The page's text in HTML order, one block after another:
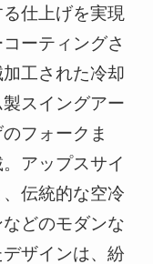
仕上げを実現
ーティングさ
工された冷却
スイングアー
フォークま
アップスサイ
伝統的な空冷
どのモダンな
ザインは、紛